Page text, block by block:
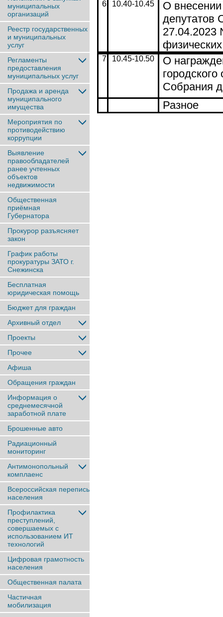
муниципальных
организаций
Реестр государственных
и муниципальных
услуг
Регламенты
предоставления
муниципальных услуг
Продажа и аренда
муниципального
имущества
Мероприятия по
противодействию
коррупции
Выявление
правообладателей
ранее учтенныx
объектов
недвижимости
Общественная
приёмная
Губернатора
Прокурор разъясняет
закон
График работы
прокуратуры ЗАТО г.
Снежинска
Бесплатная
юридическая помощь
Бюджет для граждан
Архивный отдел
Проекты
Прочее
Афиша
Обращения граждан
Информация о
среднемесячной
заработной плате
Брошенные авто
Радиационный
мониторинг
Антимонопольный
комплаенс
Всероссийская перепись
населения
Профилактика
преступлений,
совершаемых с
использованием ИТ
технологий
Цифровая грамотность
населения
Общественная палата
Частичная
мобилизация
6 10.40-10.45
О
депутатов
27.04.2023
7 10.45-10.50
О
Собрания
Разное